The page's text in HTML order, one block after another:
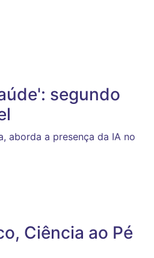
segundo
aborda a presença da IA no
Ciência ao Pé